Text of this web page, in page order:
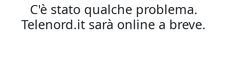
C'è stato qualche problema.
Telenord.it sarà online a breve.